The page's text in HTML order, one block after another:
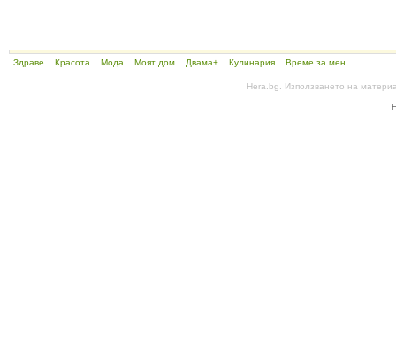
Здраве Красота Мода Моят дом Двама+ Кулинария Време за мен
Hera.bg. Използването на